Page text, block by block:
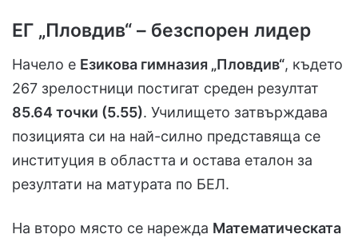
ЕГ „Пловдив“ – безспорен лидер
Начело е Езикова гимназия „Пловдив“, където
267 зрелостници постигат среден резултат
85.64 точки (5.55). Училището затвърждава
позицията си на най-силно представяща се
институция в областта и остава еталон за
резултати на матурата по БЕЛ.
На второ място се нарежда Математическата